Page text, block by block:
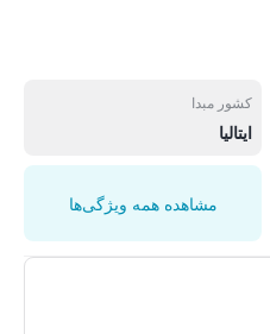
کشور مبدا
ایتالیا
مشاهده همه ویژگی‌ها